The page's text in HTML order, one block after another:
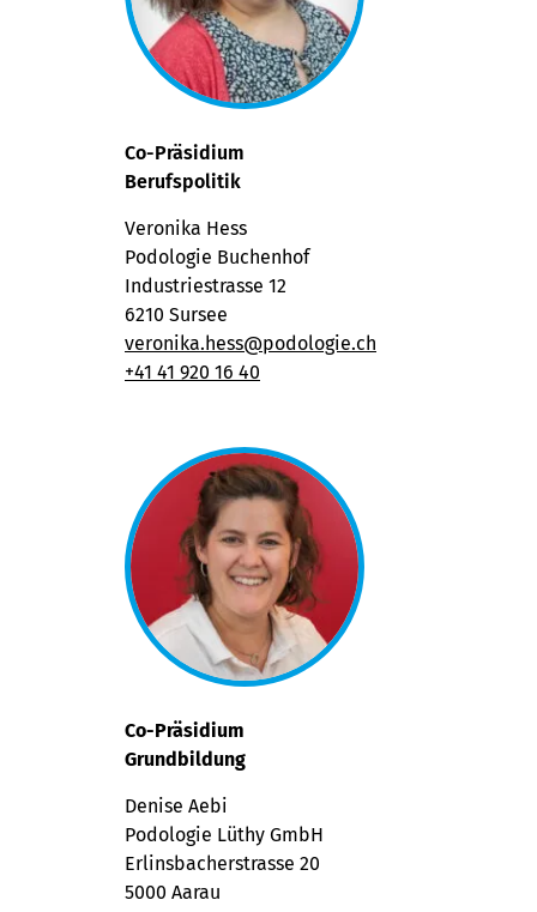
Co-Präsidium
Berufspolitik
Veronika Hess
Podologie Buchenhof
Industriestrasse 12
6210 Sursee
veronika.hess@podologie.ch
+41 41 920 16 40
Co-Präsidium
Grundbildung
Denise Aebi
Podologie Lüthy GmbH
Erlinsbacherstrasse 20
5000 Aarau